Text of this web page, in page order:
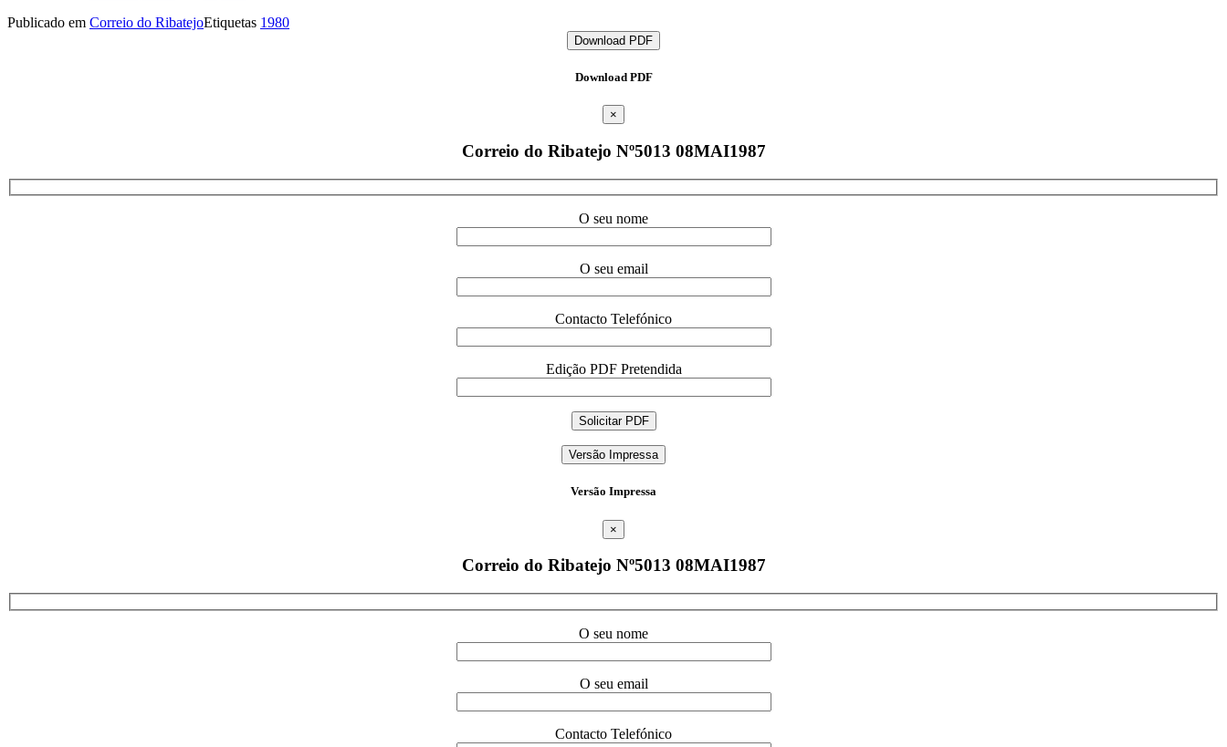
Publicado em Correio do RibatejoEtiquetas 1980
Download PDF
Download PDF
×
Correio do Ribatejo Nº5013 08MAI1987
O seu nome
O seu email
Contacto Telefónico
Edição PDF Pretendida
Versão Impressa
Versão Impressa
×
Correio do Ribatejo Nº5013 08MAI1987
O seu nome
O seu email
Contacto Telefónico